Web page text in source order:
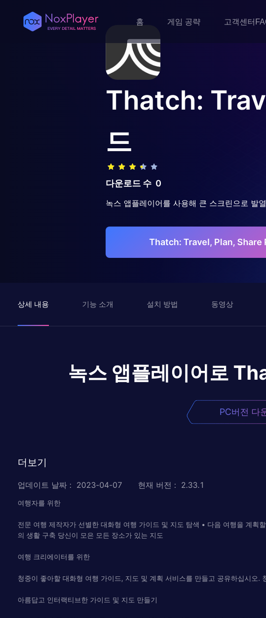
홈 게임 공략 고객센터
Thatch:
드
다운로드 수 0
녹스 앱플레이어를 사용해 큰 스크린으로 발
Thatch: Travel, Plan, Share
상세 내용 기능 소개 설치 방법 동영상
녹스 앱플레이어로
PC버전 다
더보기
업데이트 날짜 : 2023-04-07 현재 버전 : 2.33.1
여행자를 위한
전문 여행 제작자가 선별한 대화형 여행 가이드 및 지도 탐색 • 다음 여행을 계
의 생활 구축 당신이 모은 모든 장소가 있는 지도
여행 크리에이터를 위한
청중이 좋아할 대화형 여행 가이드, 지도 및 계획 서비스를 만들고 공유하십시오.
아름답고 인터랙티브한 가이드 및 지도 만들기